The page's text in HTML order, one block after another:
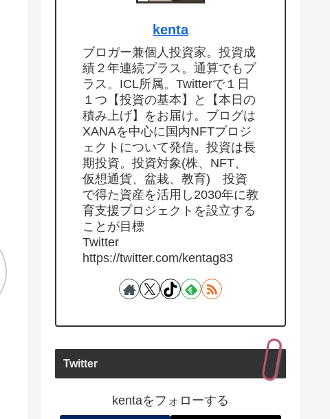
kenta
ブロガー兼個人投資家。投資成
績２年連続プラス。通算でもプ
ラス。ICL所属。Twitterで１日
１つ【投資の基本】と【本日の
積み上げ】をお届け。ブログは
XANAを中心に国内NFTプロジ
ェクトについて発信。投資は長
期投資。投資対象(株、NFT、
仮想通貨、盆栽、教育) 投資
で得た資産を活用し2030年に教
育支援プロジェクトを設立する
ことが目標
Twitter
https://twitter.com/kentag83
Twitter
kentaをフォローする